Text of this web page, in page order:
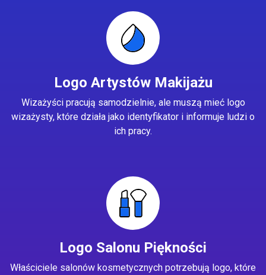
Logo Artystów Makijażu
Wizażyści pracują samodzielnie, ale muszą mieć logo
wizażysty, które działa jako identyfikator i informuje ludzi o
ich pracy.
Logo Salonu Piękności
Właściciele salonów kosmetycznych potrzebują logo, które